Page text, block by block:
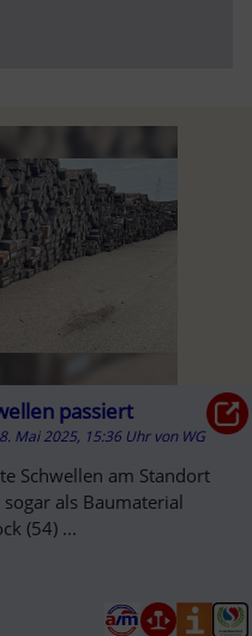
passiert
Mai 2025, 15:36 Uhr von WG
Schwellen am Standort
als Baumaterial
(54) ...